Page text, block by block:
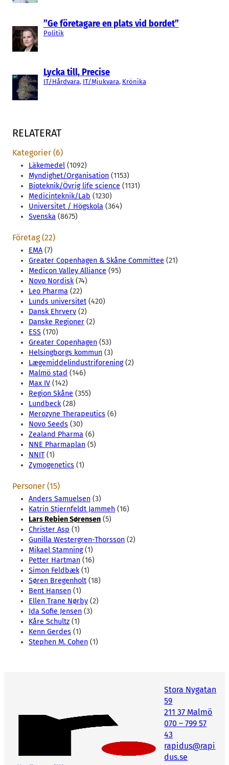
”Ge företagare en plats vid bordet”
Politik
Lycka till, Precise
IT/Hårdvara, IT/Mjukvara, Krönika
RELATERAT
Kategorier (6)
Läkemedel (1092)
Myndighet/Organisation (1153)
Bioteknik/Övrig life science (1131)
Medicinteknik/Lab (1230)
Universitet / Högskola (364)
Svenska (8675)
Företag (22)
EMA (7)
Greater Copenhagen & Skåne Committee (21)
Medicon Valley Alliance (95)
Novo Nordisk(74)
Leo Pharma (22)
Lunds universitet (420)
Dansk Ehrverv (2)
Danske Regioner (2)
ESS (170)
Greater Copenhagen (53)
Helsingborgs kommun (3)
Lægemiddelindustriforening(2)
Malmö stad (146)
Max IV (142)
Region Skåne (355)
Lundbeck(28)
Merozyne Therapeutics (6)
Novo Seeds (30)
Zealand Pharma (6)
NNE Pharmaplan (5)
NNIT(1)
Zymogenetics (1)
Personer (15)
Anders Samuelsen (3)
Katrin Stjernfeldt Jammeh (16)
Lars Rebien Sørensen (5)
Christer Asp (1)
Gunilla Westergren-Thorsson (2)
Mikael Stamning(1)
Petter Hartman (16)
Simon Feldbæk(1)
Søren Bregenholt (18)
Bent Hansen (1)
Ellen Trane Nørby (2)
Ida Sofie Jensen (3)
Kåre Schultz (1)
Kenn Gerdes (1)
Stephen M. Cohen (1)
Stora Nygatan
59
211 37 Malmö
070 – 799 57
43
rapidus@rapi
dus.se